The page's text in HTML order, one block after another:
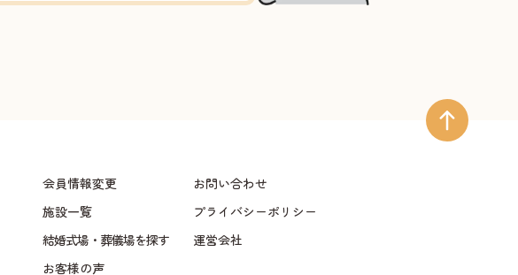
会員情報変更
施設一覧
結婚式場・葬儀場を探す
お客様の声
お問い合わせ
プライバシーポリシー
運営会社